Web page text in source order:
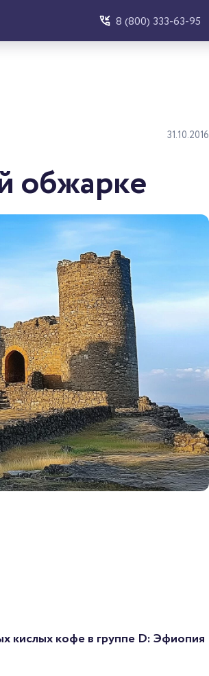
8 (800) 333-63-95
31.10.2016
обжарке
кислых кофе в группе D: Эфиопия